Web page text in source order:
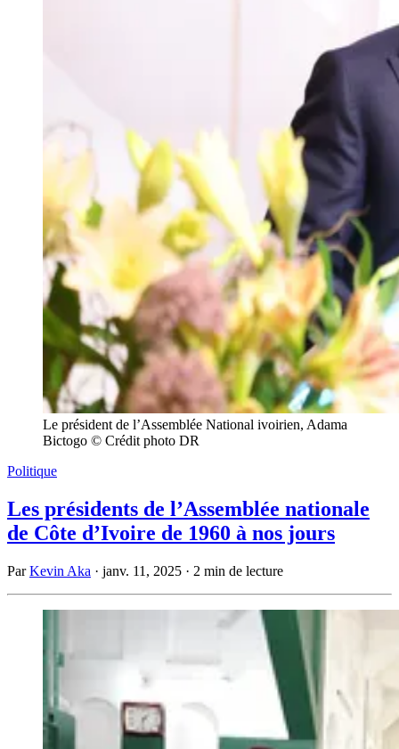
Le président de l’Assemblée National ivoirien, Adama
Bictogo © Crédit photo DR
Politique
Les présidents de l’Assemblée nationale
de Côte d’Ivoire de 1960 à nos jours
ParKevin Aka · janv. 11, 2025 · 2 min de lecture